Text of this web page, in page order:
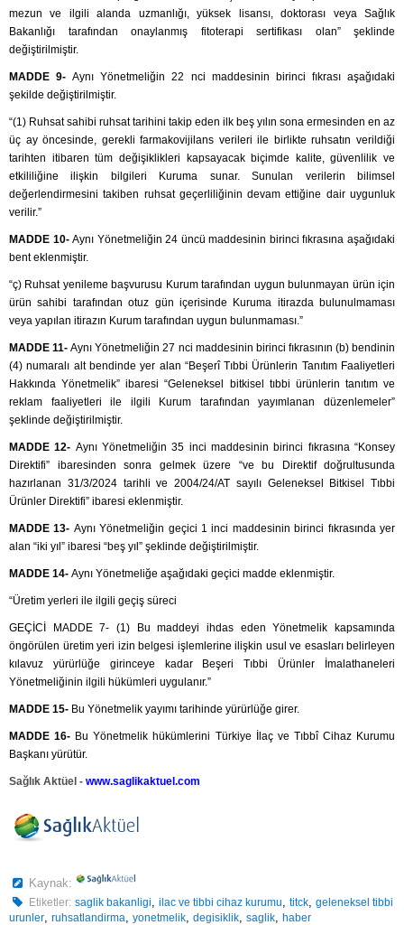
mezun ve ilgili alanda uzmanlığı, yüksek lisansı, doktorası veya Sağlık
Bakanlığı tarafından onaylanmış fitoterapi sertifikası olan” şeklinde
değiştirilmiştir.
MADDE 9- Aynı Yönetmeliğin 22 nci maddesinin birinci fıkrası aşağıdaki
şekilde değiştirilmiştir.
“(1) Ruhsat sahibi ruhsat tarihini takip eden ilk beş yılın sona ermesinden en az
üç ay öncesinde, gerekli farmakovijilans verileri ile birlikte ruhsatın verildiği
tarihten itibaren tüm değişiklikleri kapsayacak biçimde kalite, güvenlilik ve
etkililiğine ilişkin bilgileri Kuruma sunar. Sunulan verilerin bilimsel
değerlendirmesini takiben ruhsat geçerliliğinin devam ettiğine dair uygunluk
verilir.”
MADDE 10-Aynı Yönetmeliğin 24 üncü maddesinin birinci fıkrasına aşağıdaki
bent eklenmiştir.
“ç) Ruhsat yenileme başvurusu Kurum tarafından uygun bulunmayan ürün için
ürün sahibi tarafından otuz gün içerisinde Kuruma itirazda bulunulmaması
veya yapılan itirazın Kurum tarafından uygun bulunmaması.”
MADDE 11-Aynı Yönetmeliğin 27 nci maddesinin birinci fıkrasının (b) bendinin
(4) numaralı alt bendinde yer alan “Beşerî Tıbbi Ürünlerin Tanıtım Faaliyetleri
Hakkında Yönetmelik” ibaresi “Geleneksel bitkisel tıbbi ürünlerin tanıtım ve
reklam faaliyetleri ile ilgili Kurum tarafından yayımlanan düzenlemeler”
şeklinde değiştirilmiştir.
MADDE 12- Aynı Yönetmeliğin 35 inci maddesinin birinci fıkrasına “Konsey
Direktifi” ibaresinden sonra gelmek üzere “ve bu Direktif doğrultusunda
hazırlanan 31/3/2024 tarihli ve 2004/24/AT sayılı Geleneksel Bitkisel Tıbbi
Ürünler Direktifi” ibaresi eklenmiştir.
MADDE 13- Aynı Yönetmeliğin geçici 1 inci maddesinin birinci fıkrasında yer
alan “iki yıl” ibaresi “beş yıl” şeklinde değiştirilmiştir.
MADDE 14- Aynı Yönetmeliğe aşağıdaki geçici madde eklenmiştir.
“Üretim yerleri ile ilgili geçiş süreci
GEÇİCİ MADDE 7- (1) Bu maddeyi ihdas eden Yönetmelik kapsamında
öngörülen üretim yeri izin belgesi işlemlerine ilişkin usul ve esasları belirleyen
kılavuz yürürlüğe girinceye kadar Beşeri Tıbbi Ürünler İmalathaneleri
Yönetmeliğinin ilgili hükümleri uygulanır.”
MADDE 15- Bu Yönetmelik yayımı tarihinde yürürlüğe girer.
MADDE 16- Bu Yönetmelik hükümlerini Türkiye İlaç ve Tıbbî Cihaz Kurumu
Başkanı yürütür.
Sağlık Aktüel - www.saglikaktuel.com
Kaynak:
Etiketler: saglik bakanligi,ilac ve tibbi cihaz kurumu,titck,geleneksel tibbi
urunler, ruhsatlandirma, yonetmelik, degisiklik, saglik, haber